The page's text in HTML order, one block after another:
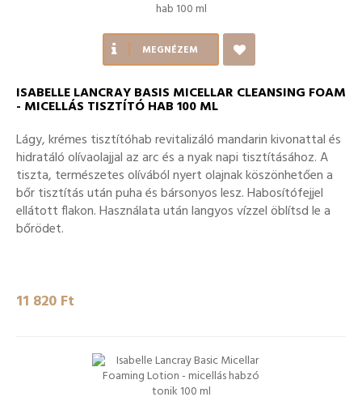
MEGNÉZEM
ISABELLE LANCRAY BASIS MICELLAR CLEANSING FOAM
- MICELLÁS TISZTÍTÓ HAB 100 ML
Lágy, krémes tisztítóhab revitalizáló mandarin kivonattal és
hidratáló olívaolajjal az arc és a nyak napi tisztításához. A
tiszta, természetes olívából nyert olajnak köszönhetően a
bőr tisztítás után puha és bársonyos lesz. Habosítófejjel
ellátott flakon. Használata után langyos vízzel öblítsd le a
bőrödet.
11 820 Ft‎